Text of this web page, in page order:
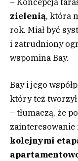
zielenią, która
rok. Miał być
i zatrudniony
wspomina Bay.
Bay i jego
który też
– tłumaczą, że
kolejnymi